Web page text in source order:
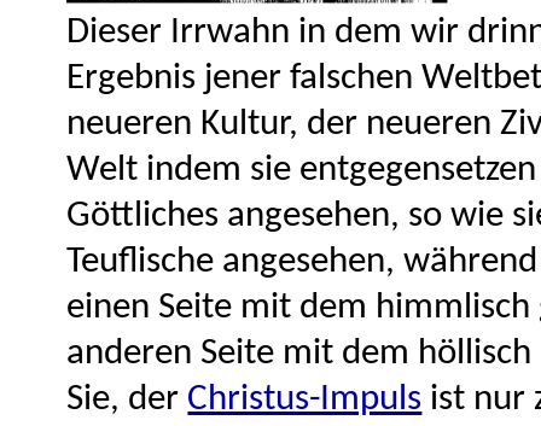
Dieser Irrwahn in dem wir
Ergebnis jener falschen
neueren Kultur, der neueren
Welt indem sie
Göttliches angesehen, so wie
Teuflische angesehen,
einen Seite mit dem
anderen Seite mit dem
Sie, der Christus-Impuls ist nur